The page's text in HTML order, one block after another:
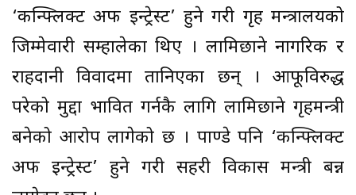
‘कन्फ्लिक्ट अफ इन्ट्रेस्ट’ हुने गरी गृह मन्त्रालयको
जिम्मेवारी सम्हालेका थिए । लामिछाने नागरिक र
राहदानी विवादमा तानिएका छन् । आफूविरुद्ध
परेको मुद्दा प्रभावित गर्नकै लागि लामिछाने गृहमन्त्री
बनेको आरोप लागेको छ । पाण्डे पनि ‘कन्फ्लिक्ट
अफ इन्ट्रेस्ट’ हुने गरी सहरी विकास मन्त्री बन्न